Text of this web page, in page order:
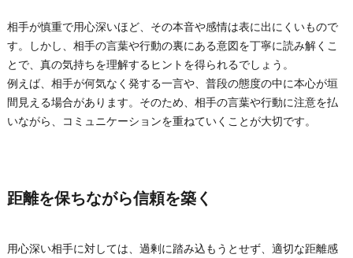
相手が慎重で用心深いほど、その本音や感情は表に出にくいもので
す。しかし、相手の言葉や行動の裏にある意図を丁寧に読み解くこ
とで、真の気持ちを理解するヒントを得られるでしょう。
例えば、相手が何気なく発する一言や、普段の態度の中に本心が垣
間見える場合があります。そのため、相手の言葉や行動に注意を払
いながら、コミュニケーションを重ねていくことが大切です。
距離を保ちながら信頼を築く
用心深い相手に対しては、過剰に踏み込もうとせず、適切な距離感